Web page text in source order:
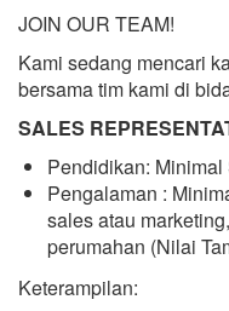
JOIN OUR TEAM!
Kami sedang mencari
bersama tim kami di
SALES
Pendidikan:
Pengalaman :
sales atau
perumahan (Nilai
Keterampilan: